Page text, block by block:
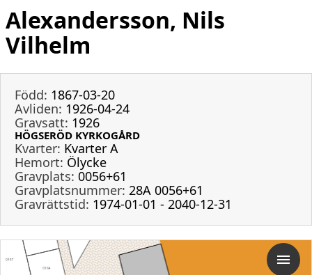
Alexandersson, Nils
Vilhelm
Född: 1867-03-20
Avliden: 1926-04-24
Gravsatt: 1926
HÖGSERÖD KYRKOGÅRD
Kvarter: Kvarter A
Hemort: Ölycke
Gravplats: 0056+61
Gravplatsnummer: 28A 0056+61
Gravrättstid: 1974-01-01 - 2040-12-31